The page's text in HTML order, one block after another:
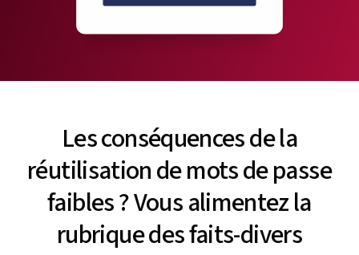
Les conséquences de la
réutilisation de mots de passe
faibles ? Vous alimentez la
rubrique des faits-divers